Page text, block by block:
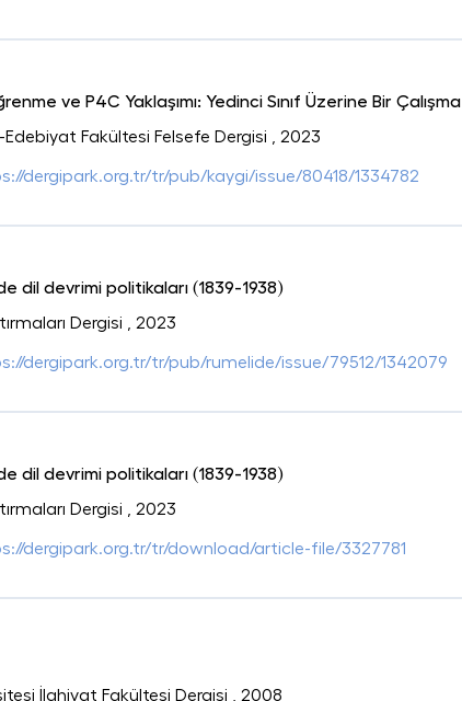
ve P4C Yaklaşımı: Yedinci Sınıf Üzerine Bir Çalışma
Edebiyat Fakültesi Felsefe Dergisi , 2023
dergipark.org.tr/tr/pub/kaygi/issue/80418/1334782
dil devrimi politikaları (1839-1938)
Dergisi , 2023
dergipark.org.tr/tr/pub/rumelide/issue/79512/1342079
dil devrimi politikaları (1839-1938)
Dergisi , 2023
dergipark.org.tr/tr/download/article-file/3327781
İlahiyat Fakültesi Dergisi , 2008